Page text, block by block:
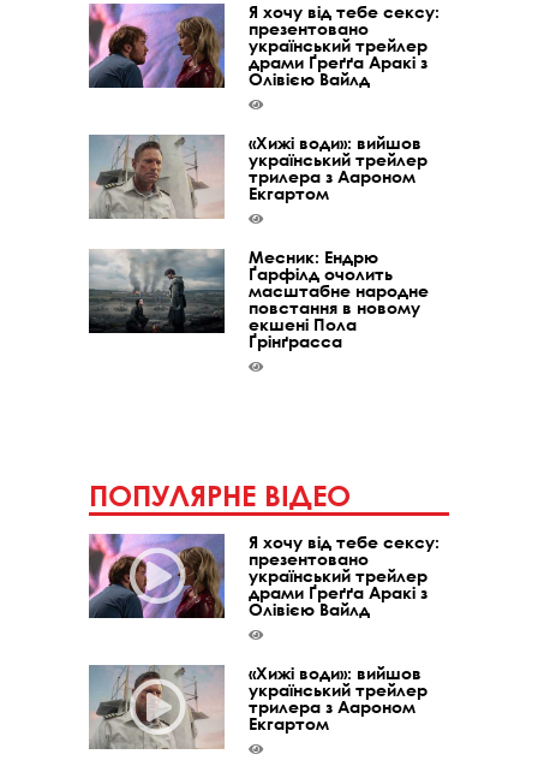
Я хочу від тебе сексу:
презентовано
український трейлер
драми Ґреґґа Аракі з
Олівією Вайлд
«Хижі води»: вийшов
український трейлер
трилера з Аароном
Екгартом
Месник: Ендрю
Ґарфілд очолить
масштабне народне
повстання в новому
екшені Пола
Ґрінґрасса
ПОПУЛЯРНЕ ВІДЕО
Я хочу від тебе сексу:
презентовано
український трейлер
драми Ґреґґа Аракі з
Олівією Вайлд
«Хижі води»: вийшов
український трейлер
трилера з Аароном
Екгартом